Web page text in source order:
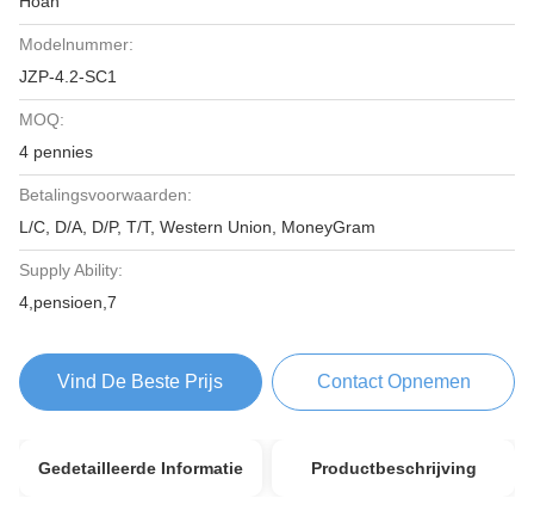
Modelnummer:
JZP-4.2-SC1
MOQ:
4 pennies
Betalingsvoorwaarden:
L/C, D/A, D/P, T/T, Western Union, MoneyGram
Supply Ability:
4,pensioen,7
Vind De Beste Prijs Contact Opnemen
Gedetailleerde Informatie Productbeschrijving